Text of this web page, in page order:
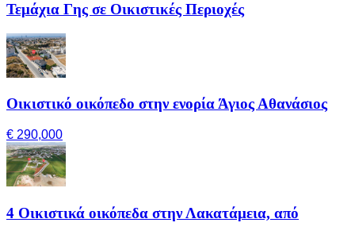
Τεμάχια Γης σε Οικιστικές Περιοχές
Οικιστικό οικόπεδο στην ενορία Άγιος Αθανάσιος
€ 290,000
4 Οικιστικά οικόπεδα στην Λακατάμεια, από